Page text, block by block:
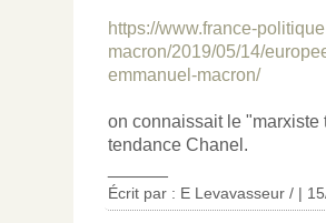
https://www.france-
macron/2019/05/14/
emmanuel-macron/
on connaissait le
tendance Chanel.
Écrit par : E Levavasseur / |